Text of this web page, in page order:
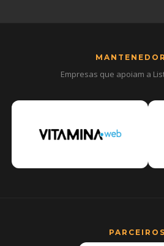
Empresas que apoiam a
PARCEIROS